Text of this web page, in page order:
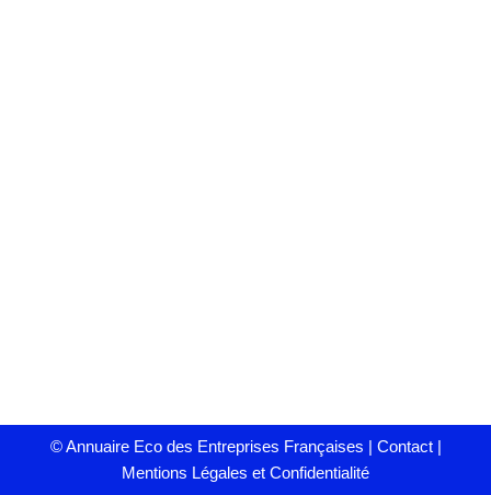
©Annuaire Eco des Entreprises Françaises | Contact|
Mentions Légales et Confidentialité